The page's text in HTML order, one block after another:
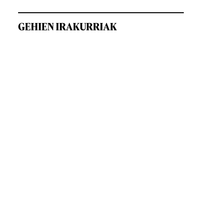
GEHIEN IRAKURRIAK